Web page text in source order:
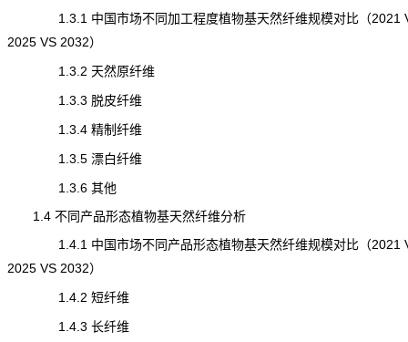
1.3.1 中国市场不同加工程度植物基天然纤维规模对比（2021
2025 VS 2032）
1.3.2 天然原纤维
1.3.3 脱皮纤维
1.3.4 精制纤维
1.3.5 漂白纤维
1.3.6 其他
1.4 不同产品形态植物基天然纤维分析
1.4.1 中国市场不同产品形态植物基天然纤维规模对比（2021
2025 VS 2032）
1.4.2 短纤维
1.4.3 长纤维